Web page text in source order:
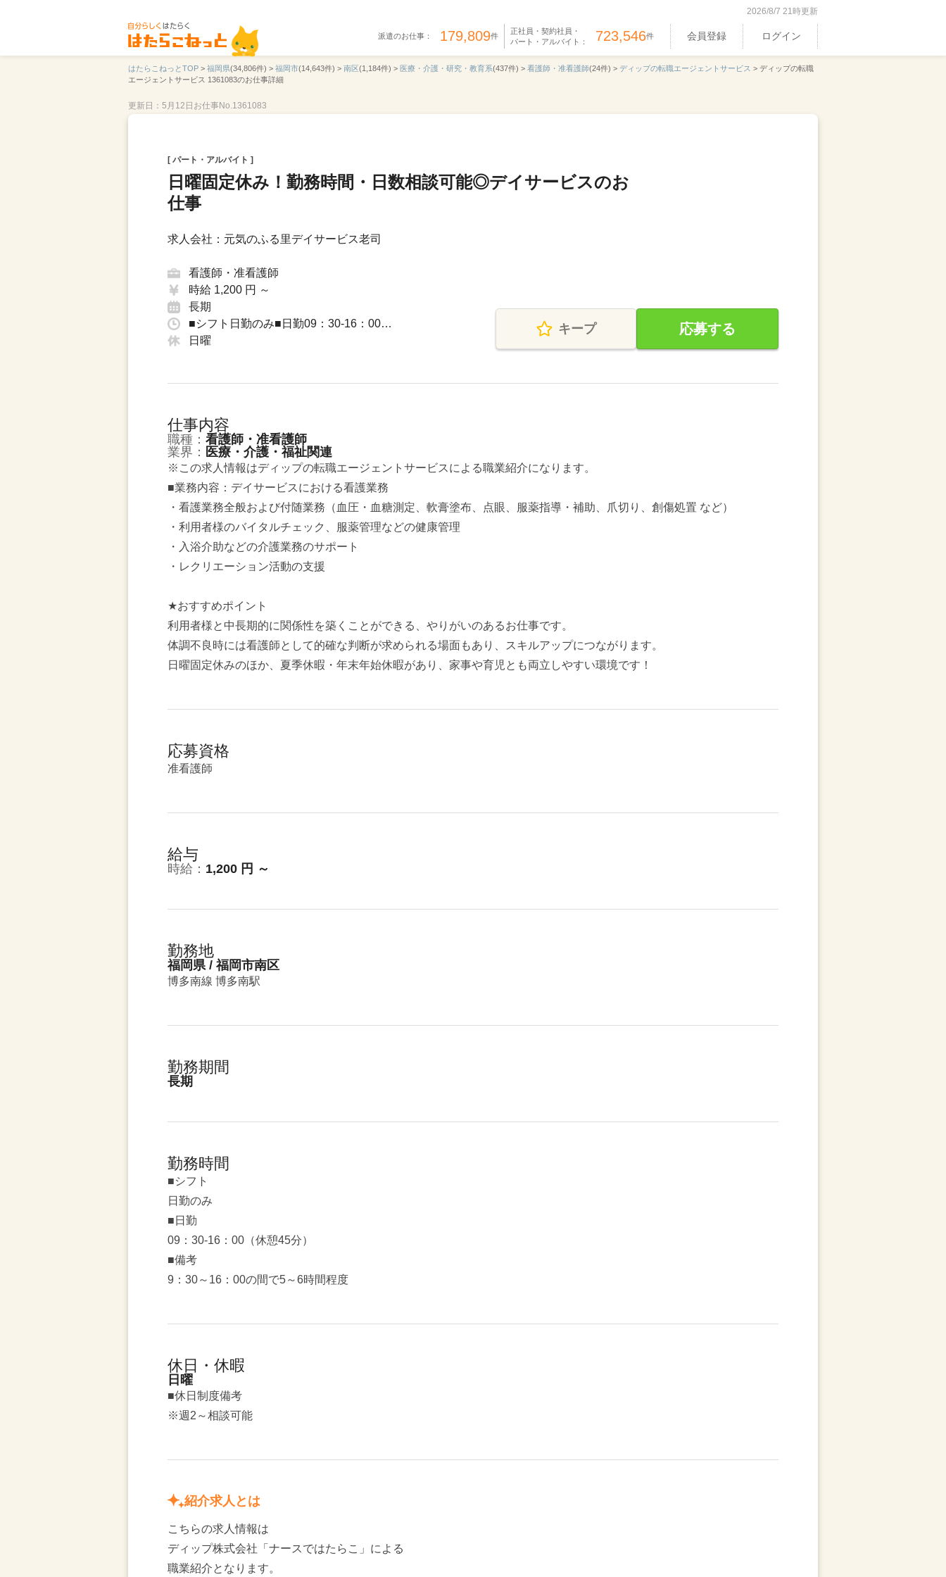
2026/8/7 21時更新
派遣のお仕事： 179,809件
正社員・契約社員・
パート・アルバイト： 723,546件 会員登録 ログイン
はたらこねっとTOP > 福岡県(34,806件) > 福岡市(14,643件) > 南区(1,184件) > 医療・介護・研究・教育系(437件) > 看護師・准看護師(24件) > ディップの転職エージェントサービス > ディップの転職
エージェントサービス 1361083のお仕事詳細
更新日：5月12日 お仕事No.1361083
[ パート・アルバイト ]
日曜固定休み！勤務時間・日数相談可能◎デイサービスのお
仕事
求人会社：元気のふる里デイサービス老司
看護師・准看護師
時給 1,200 円 ～
長期
■シフト日勤のみ■日勤09：30-16：00…
日曜
キープ 応募する
仕事内容
職種： 看護師・准看護師
業界： 医療・介護・福祉関連
※この求人情報はディップの転職エージェントサービスによる職業紹介になります。
■業務内容：デイサービスにおける看護業務
・看護業務全般および付随業務（血圧・血糖測定、軟膏塗布、点眼、服薬指導・補助、爪切り、創傷処置 など）
・利用者様のバイタルチェック、服薬管理などの健康管理
・入浴介助などの介護業務のサポート
・レクリエーション活動の支援
★おすすめポイント
利用者様と中長期的に関係性を築くことができる、やりがいのあるお仕事です。
体調不良時には看護師として的確な判断が求められる場面もあり、スキルアップにつながります。
日曜固定休みのほか、夏季休暇・年末年始休暇があり、家事や育児とも両立しやすい環境です！
応募資格
准看護師
給与
時給： 1,200 円 ～
勤務地
福岡県 / 福岡市南区
博多南線 博多南駅
勤務期間
長期
勤務時間
■シフト
日勤のみ
■日勤
09：30-16：00（休憩45分）
■備考
9：30～16：00の間で5～6時間程度
休日・休暇
日曜
■休日制度備考
※週2～相談可能
紹介求人とは
こちらの求人情報は
ディップ株式会社「ナースではたらこ」による
職業紹介となります。